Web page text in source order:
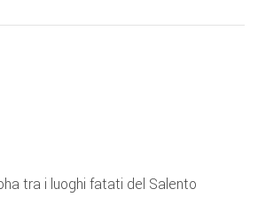
tra i luoghi fatati del Salento